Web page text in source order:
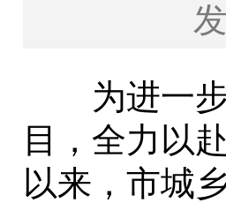
为进一步
目，全力以
以来，市城